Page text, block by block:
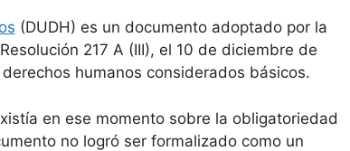
(DUDH) es un documento adoptado por la
217 A (III), el 10 de diciembre de
humanos considerados básicos.
en ese momento sobre la obligatoriedad
no logró ser formalizado como un